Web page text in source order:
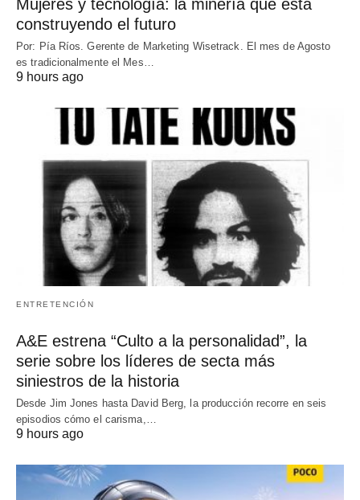
Mujeres y tecnología: la minería que está
construyendo el futuro
Por: Pía Ríos. Gerente de Marketing Wisetrack. El mes de Agosto
es tradicionalmente el Mes…
9 hours ago
ENTRETENCIÓN
A&E estrena “Culto a la personalidad”, la
serie sobre los líderes de secta más
siniestros de la historia
Desde Jim Jones hasta David Berg, la producción recorre en seis
episodios cómo el carisma,…
9 hours ago